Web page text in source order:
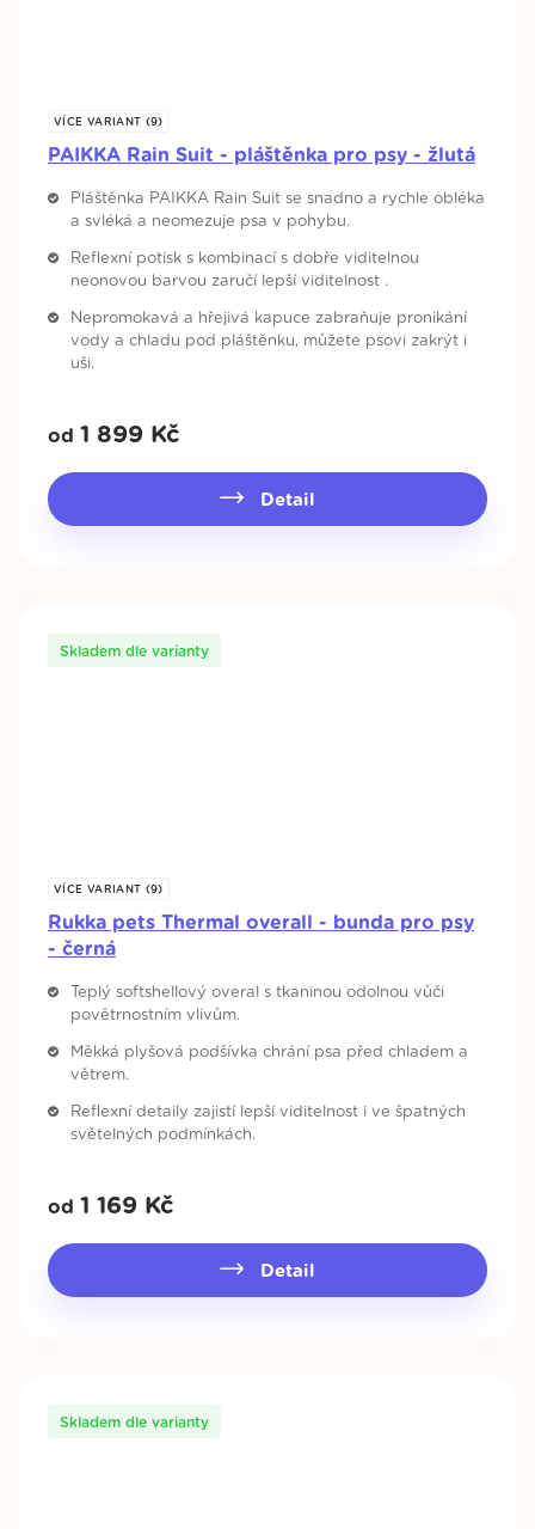
VÍCE VARIANT (9)
PAIKKA Rain Suit - pláštěnka pro psy - žlutá
Pláštěnka PAIKKA Rain Suit se snadno a rychle obléka
a svléká a neomezuje psa v pohybu.
Reflexní potisk s kombinací s dobře viditelnou
neonovou barvou zaručí lepší viditelnost .
Nepromokavá a hřejivá kapuce zabraňuje pronikání
vody a chladu pod pláštěnku, můžete psovi zakrýt i
uši.
od 1 899 Kč
Detail
VÍCE VARIANT (9)
Rukka pets Thermal overall - bunda pro psy
- černá
Skladem dle varianty
Teplý softshellový overal s tkaninou odolnou vůči
povětrnostním vlivům.
Měkká plyšová podšívka chrání psa před chladem a
větrem.
Reflexní detaily zajistí lepší viditelnost i ve špatných
světelných podmínkách.
od 1 169 Kč
Detail
Skladem dle varianty